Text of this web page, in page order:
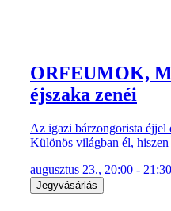
ORFEUMOK,
éjszaka zenéi
Az igazi bárzongorista
Különös világban él, hiszen
augusztus 23., 20:00 - 21:30
Jegyvásárlás